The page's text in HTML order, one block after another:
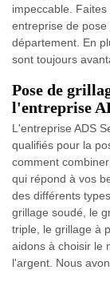
impeccable.
entreprise de
département. En
sont toujours
Pose de
l'entreprise
L'entreprise ADS
qualifiés pour la
comment
qui répond à vos
des différents
grillage soudé, le
triple, le grillage à
aidons à choisir le
l'argent. Nous